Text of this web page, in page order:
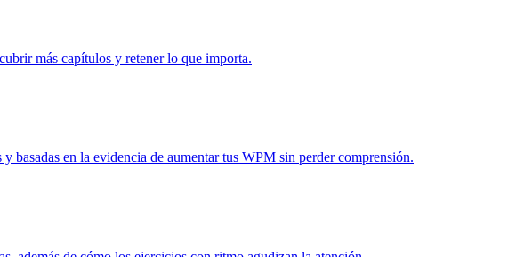
más capítulos y retener lo que importa.
basadas en la evidencia de aumentar tus WPM sin perder comprensión.